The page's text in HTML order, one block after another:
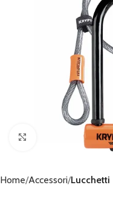
Click to enlarge
Home Accessori Lucchetti